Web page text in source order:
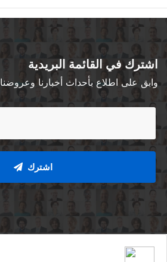
اشترك في القائمة البريدية
وابق على اطلاع بأحداث أخبارنا وعروضنا
اشترك